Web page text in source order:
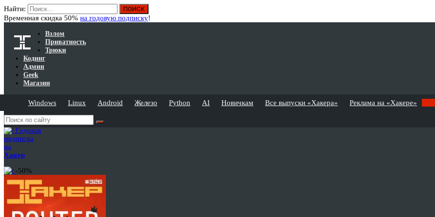
Найти:
Временная скидка 50% на годовую подписку!
Взлом
Приватность
Трюки
Кодинг
Админ
Geek
Магазин
Windows Linux Android Железо Python AI Новичкам Все выпуски «Хакера» Реклама на «Хакере»
Годовая
подписка
на
Хакер
-50%